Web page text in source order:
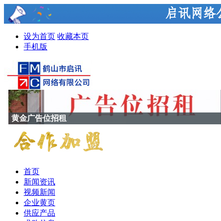
设为首页 收藏本页
手机版
香港福普思防火玻璃
首页
新闻资讯
视频新闻
企业黄页
供应产品